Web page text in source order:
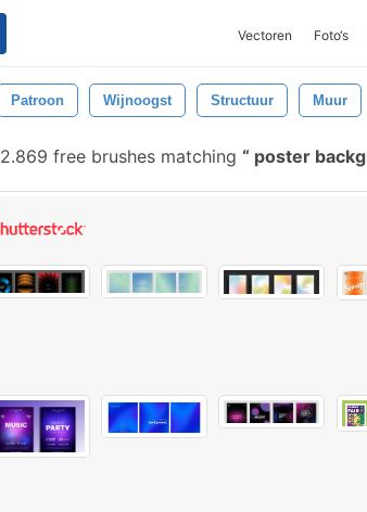
Vectoren Foto‘s
Patroon Wijnoogst Structuur Muur
2.869 free brushes matching poster